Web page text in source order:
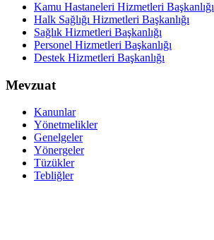
Kamu Hastaneleri Hizmetleri Başkanlığı
Halk Sağlığı Hizmetleri Başkanlığı
Sağlık Hizmetleri Başkanlığı
Personel Hizmetleri Başkanlığı
Destek Hizmetleri Başkanlığı
Mevzuat
Kanunlar
Yönetmelikler
Genelgeler
Yönergeler
Tüzükler
Tebliğler